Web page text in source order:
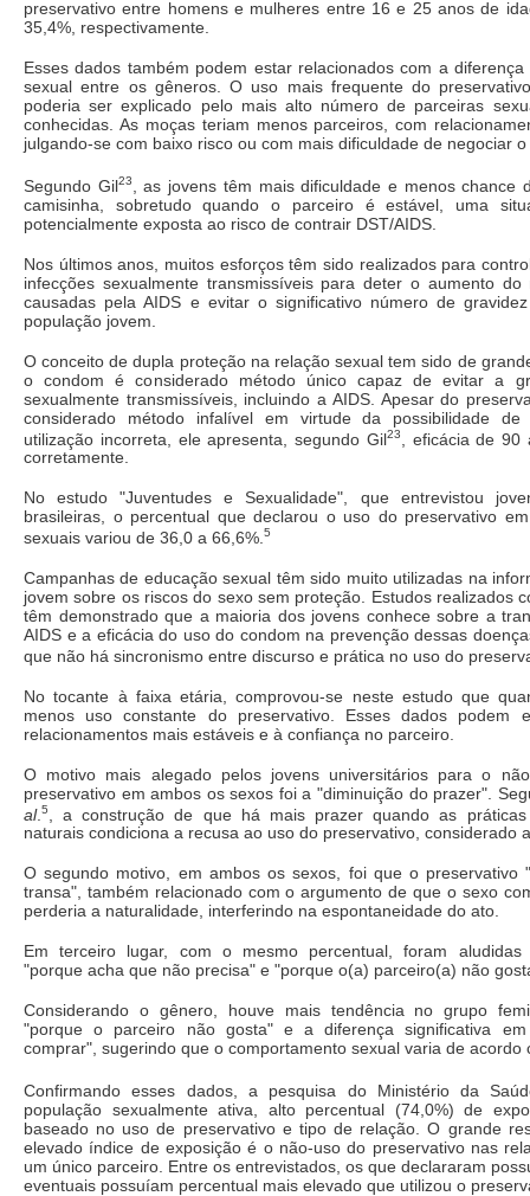
preservativo entre homens e mulheres entre 16 e 25 anos de
35,4%, respectivamente.
Esses dados também podem estar relacionados com a
sexual entre os gêneros. O uso mais frequente do
poderia ser explicado pelo mais alto número de parceiras
conhecidas. As moças teriam menos parceiros, com
julgando-se com baixo risco ou com mais dificuldade de negociar
Segundo Gil23
, as jovens têm mais dificuldade e menos chance
camisinha, sobretudo quando o parceiro é estável, uma
potencialmente exposta ao risco de contrair DST/AIDS.
Nos últimos anos, muitos esforços têm sido realizados para
infecções sexualmente transmissíveis para deter o aumento
causadas pela AIDS e evitar o significativo número de
população jovem.
O conceito de dupla proteção na relação sexual tem sido de
o condom é considerado método único capaz de evitar a
sexualmente transmissíveis, incluindo a AIDS. Apesar do
considerado método infalível em virtude da possibilidade
utilização incorreta, ele apresenta, segundo Gil23
, eficácia de
corretamente.
No estudo "Juventudes e Sexualidade", que entrevistou
brasileiras, o percentual que declarou o uso do preservativo
sexuais variou de 36,0 a 66,6%. 5
Campanhas de educação sexual têm sido muito utilizadas na
jovem sobre os riscos do sexo sem proteção. Estudos realizados
têm demonstrado que a maioria dos jovens conhece sobre a
AIDS e a eficácia do uso do condom na prevenção dessas
que não há sincronismo entre discurso e prática no uso do
No tocante à faixa etária, comprovou-se neste estudo que
menos uso constante do preservativo. Esses dados podem
relacionamentos mais estáveis e à confiança no parceiro.
O motivo mais alegado pelos jovens universitários para o
preservativo em ambos os sexos foi a "diminuição do prazer".
al. 5
, a construção de que há mais prazer quando as
naturais condiciona a recusa ao uso do preservativo, considerado
O segundo motivo, em ambos os sexos, foi que o preservativo
transa", também relacionado com o argumento de que o sexo
perderia a naturalidade, interferindo na espontaneidade do ato.
Em terceiro lugar, com o mesmo percentual, foram aludidas
"porque acha que não precisa" e "porque o(a) parceiro(a) não
Considerando o gênero, houve mais tendência no grupo
"porque o parceiro não gosta" e a diferença significativa
comprar", sugerindo que o comportamento sexual varia de acordo
Confirmando esses dados, a pesquisa do Ministério da
população sexualmente ativa, alto percentual (74,0%) de
baseado no uso de preservativo e tipo de relação. O grande
elevado índice de exposição é o não-uso do preservativo nas
um único parceiro. Entre os entrevistados, os que declararam
eventuais possuíam percentual mais elevado que utilizou o